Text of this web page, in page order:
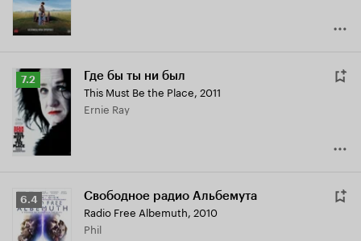
Рейтинг
Кинопоиска
7.2
7.2 Где бы ты ни был
This Must Be the Place, 2011
Ernie Ray
Рейтинг
Кинопоиска
6.4
6.4 Свободное радио Альбемута
Radio Free Albemuth, 2010
Phil